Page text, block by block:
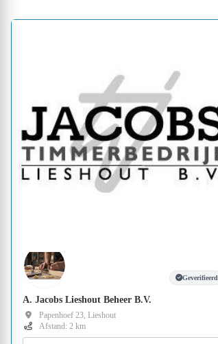
Geverifieerd
A. Jacobs Lieshout Beheer B.V.
Papenhoef 23, Lieshout
Afstand: 2 km